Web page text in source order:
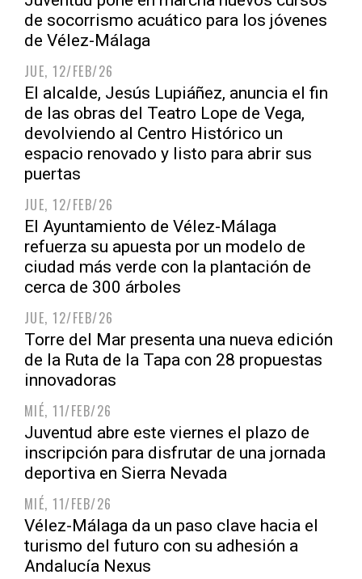
de socorrismo acuático para los jóvenes
de Vélez-Málaga
JUE, 12/FEB/26
El alcalde, Jesús Lupiáñez, anuncia el fin
de las obras del Teatro Lope de Vega,
devolviendo al Centro Histórico un
espacio renovado y listo para abrir sus
puertas
JUE, 12/FEB/26
El Ayuntamiento de Vélez-Málaga
refuerza su apuesta por un modelo de
ciudad más verde con la plantación de
cerca de 300 árboles
JUE, 12/FEB/26
Torre del Mar presenta una nueva edición
de la Ruta de la Tapa con 28 propuestas
innovadoras
MIÉ, 11/FEB/26
Juventud abre este viernes el plazo de
inscripción para disfrutar de una jornada
deportiva en Sierra Nevada
MIÉ, 11/FEB/26
Vélez-Málaga da un paso clave hacia el
turismo del futuro con su adhesión a
Andalucía Nexus